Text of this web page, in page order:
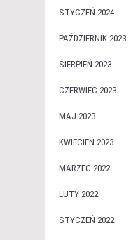
STYCZEŃ 2024
PAŹDZIERNIK 2023
SIERPIEŃ 2023
CZERWIEC 2023
MAJ 2023
KWIECIEŃ 2023
MARZEC 2022
LUTY 2022
STYCZEŃ 2022